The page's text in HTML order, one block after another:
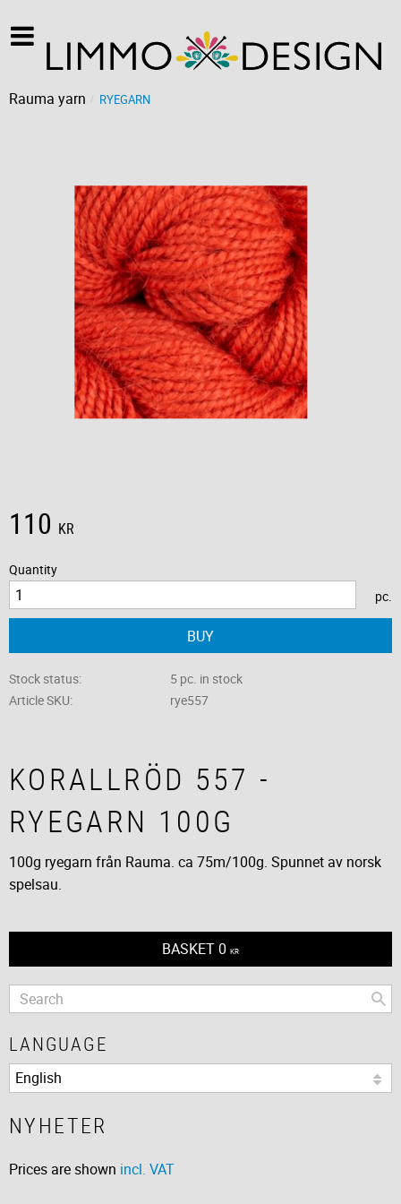
Rauma yarn RYEGARN
110 KR
Quantity
pc.
BUY
Stock status
5 pc. in stock
Article SKU
rye557
KORALLRÖD 557 -
RYEGARN 100G
100g ryegarn från Rauma. ca 75m/100g. Spunnet av norsk
spelsau.
BASKET 0 KR
LANGUAGE
NYHETER
Prices are shown incl. VAT